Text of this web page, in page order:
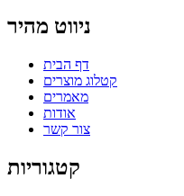
ניווט מהיר
דף הבית
קטלוג מוצרים
מאמרים
אודות
צור קשר
קטגוריות